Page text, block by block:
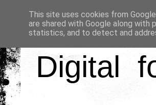
Digital
This site uses cookies from
are shared with Google along
statistics, and to detect and